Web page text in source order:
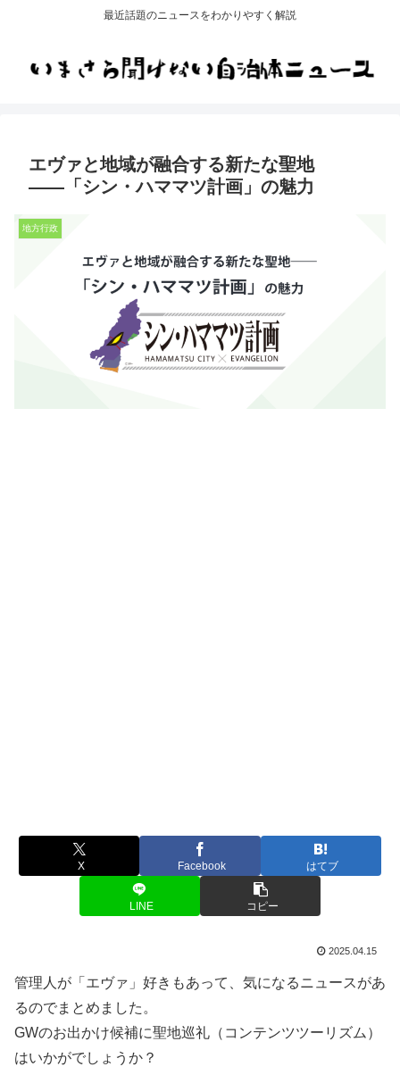
最近話題のニュースをわかりやすく解説
エヴァと地域が融合する新たな聖地
――「シン・ハママツ計画」の魅力
地方行政
X Facebook はてブ
LINE コピー
2025.04.15
管理人が「エヴァ」好きもあって、気になるニュースがあ
るのでまとめました。
GWのお出かけ候補に聖地巡礼（コンテンツツーリズム）
はいかがでしょうか？